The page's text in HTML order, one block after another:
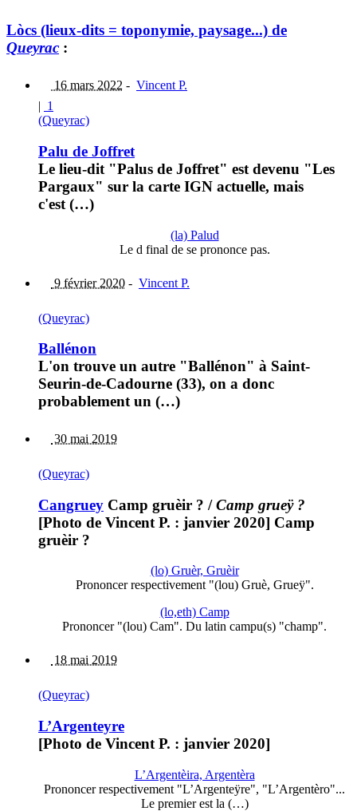
Lòcs (lieux-dits = toponymie, paysage...) de
Queyrac :
16 mars 2022 - Vincent P.
| 1
(Queyrac)
Palu de Joffret
Le lieu-dit "Palus de Joffret" est devenu "Les
Pargaux" sur la carte IGN actuelle, mais
c'est (…)
(la) Palud
Le d final de se prononce pas.
9 février 2020 - Vincent P.
(Queyrac)
Ballénon
L'on trouve un autre "Ballénon" à Saint-
Seurin-de-Cadourne (33), on a donc
probablement un (…)
30 mai 2019
(Queyrac)
Cangruey Camp gruèir ? /Camp grueÿ ?
[Photo de Vincent P. : janvier 2020] Camp
gruèir ?
(lo) Gruèr, Gruèir
Prononcer respectivement "(lou) Gruè, Grueÿ".
(lo,eth) Camp
Prononcer "(lou) Cam". Du latin campu(s) "champ".
18 mai 2019
(Queyrac)
L’Argenteyre
[Photo de Vincent P. : janvier 2020]
L’Argentèira, Argentèra
Prononcer respectivement "L’Argenteÿre", "L’Argentèro"...
Le premier est la (…)